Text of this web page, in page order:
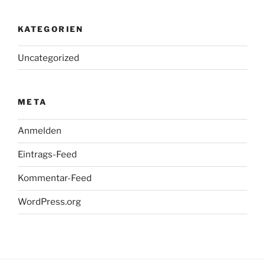
KATEGORIEN
Uncategorized
META
Anmelden
Eintrags-Feed
Kommentar-Feed
WordPress.org